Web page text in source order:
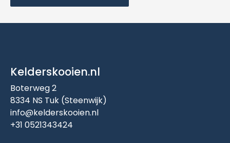
Kelderskooien.nl
Boterweg 2
8334 NS Tuk (Steenwijk)
info@kelderskooien.nl
+31 0521343424